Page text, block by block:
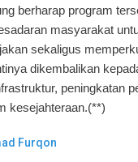
berharap program
masyarakat
sekaligus
dikembalikan
peningkatan
kesejahteraan.(**)
Furqon